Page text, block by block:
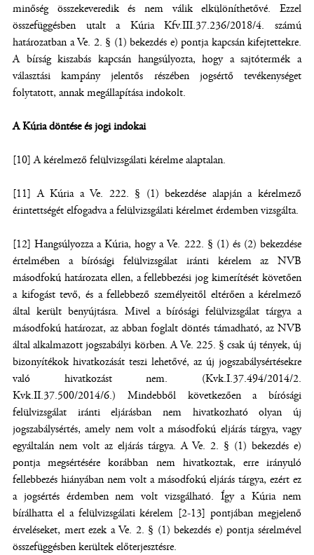
minőség összekeveredik és nem válik elkülöníthetővé. Ezzel
összefüggésben utalt a Kúria Kfv.III.37.236/2018/4. számú
határozatban a Ve. 2. § (1) bekezdés e) pontja kapcsán kifejtettekre.
A bírság kiszabás kapcsán hangsúlyozta, hogy a sajtótermék a
választási kampány jelentős részében jogsértő tevékenységet
folytatott, annak megállapítása indokolt.
A Kúria döntése és jogi indokai
[10] A kérelmező felülvizsgálati kérelme alaptalan.
[11] A Kúria a Ve. 222. § (1) bekezdése alapján a kérelmező
érintettségét elfogadva a felülvizsgálati kérelmet érdemben vizsgálta.
[12] Hangsúlyozza a Kúria, hogy a Ve. 222. § (1) és (2) bekezdése
értelmében a bírósági felülvizsgálat iránti kérelem az NVB
másodfokú határozata ellen, a fellebbezési jog kimerítését követően
a kifogást tevő, és a fellebbező személyeitől eltérően a kérelmező
által került benyújtásra. Mivel a bírósági felülvizsgálat tárgya a
másodfokú határozat, az abban foglalt döntés támadható, az NVB
által alkalmazott jogszabályi körben. A Ve. 225. § csak új tények, új
bizonyítékok hivatkozását teszi lehetővé, az új jogszabálysértésekre
való hivatkozást nem. (Kvk.I.37.494/2014/2.
Kvk.II.37.500/2014/6.) Mindebből következően a bírósági
felülvizsgálat iránti eljárásban nem hivatkozható olyan új
jogszabálysértés, amely nem volt a másodfokú eljárás tárgya, vagy
egyáltalán nem volt az eljárás tárgya. A Ve. 2. § (1) bekezdés e)
pontja megsértésére korábban nem hivatkoztak, erre irányuló
fellebbezés hiányában nem volt a másodfokú eljárás tárgya, ezért ez
a jogsértés érdemben nem volt vizsgálható. Így a Kúria nem
bírálhatta el a felülvizsgálati kérelem [2-13] pontjában megjelenő
érveléseket, mert ezek a Ve. 2. § (1) bekezdés e) pontja sérelmével
összefüggésben kerültek előterjesztésre.